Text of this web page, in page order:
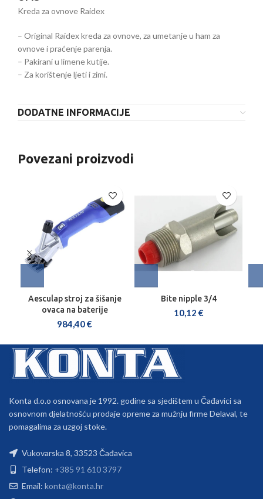
Kreda za ovnove Raidex
– Original Raidex kreda za ovnove, za umetanje u ham za
ovnove i praćenje parenja.
– Pakirani u limene kutije.
– Za korištenje ljeti i zimi.
DODATNE INFORMACIJE
Povezani proizvodi
Aesculap stroj za šišanje
ovaca na baterije
984,40€
Bite nipple 3/4
10,12 €
Konta d.o.o osnovana je 1992. godine sa sjedištem u Čađavici sa
osnovnom djelatnošću prodaje opreme za mužnju firme Delaval, te
pomagalima za uzgoj stoke.
Vukovarska 8, 33523 Čađavica
Telefon: +385 91 610 3797
Email: konta@konta.hr